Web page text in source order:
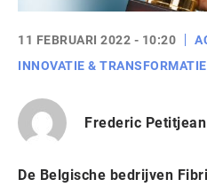
11 FEBRUARI 2022 - 10:20
INNOVATIE & TRANSFORMATIE
Frederic Petitjean
De Belgische bedrijven